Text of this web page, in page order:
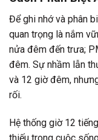
Để ghi nhớ và phân
quan trọng là nắm
nửa đêm đến trưa;
đêm. Sự nhầm lẫn
và 12 giờ đêm,
rối.
Hệ thống giờ 12